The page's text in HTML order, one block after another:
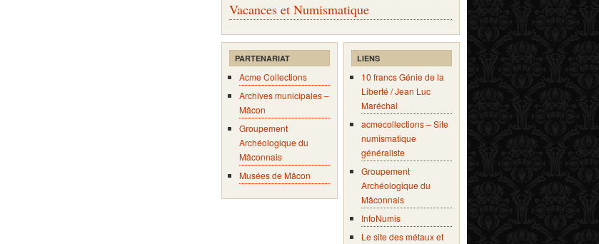
Vacances et Numismatique
PARTENARIAT
Acme Collections
Archives municipales –
Mâcon
Groupement
Archéologique du
Mâconnais
Musées de Mâcon
LIENS
10 francs Génie de la
Liberté / Jean Luc
Maréchal
acmecollections – Site
numismatique
généraliste
Groupement
Archéologique du
Mâconnais
InfoNumis
Le site des métaux et